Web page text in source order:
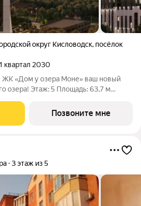
округ Кисловодск, посёлок
квартал 2030
у озера Моне» ваш новый
63,7 м
природного курорта. Именно таким
«Дом у
Позвоните мне
3 этаж из 5